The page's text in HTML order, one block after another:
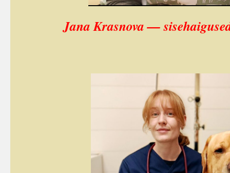
Jana Krasnova —